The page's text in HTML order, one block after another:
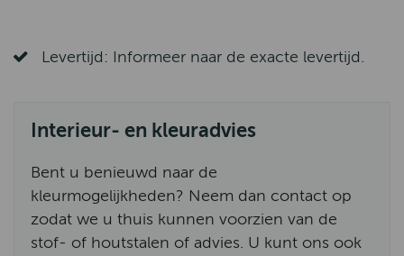
Levertijd: Informeer naar de exacte levertijd.
Interieur- en kleuradvies
Bent u benieuwd naar de
kleurmogelijkheden? Neem dan contact op
zodat we u thuis kunnen voorzien van de
stof- of houtstalen of advies. U kunt ons ook